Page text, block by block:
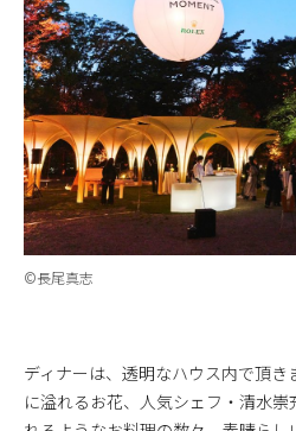
©長尾真志
ディナーは、透明なハウス内で頂
に溢れるお花、人気シェフ・清水